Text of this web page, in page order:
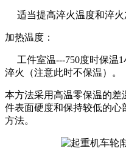
适当提高淬火温度和淬火
加热温度：
工件室温---750度时保温1
淬火（注意此时不保温）。
本方法采用高温零保温的差
件表面硬度和保持较低的心
方法。